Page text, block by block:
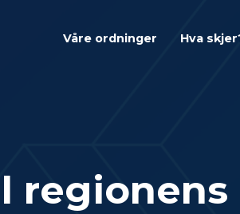
Våre ordninger Hva
regionens